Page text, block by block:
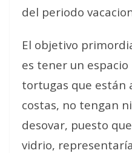
del periodo
El objetivo
es tener un
tortugas que están
costas, no tengan
desovar, puesto
vidrio,